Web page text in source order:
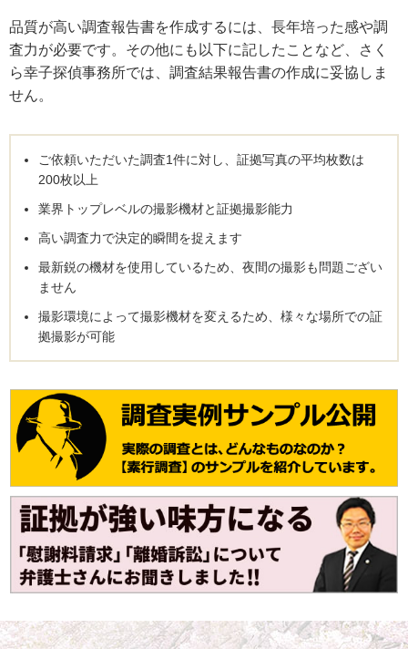
品質が高い調査報告書を作成するには、長年培った感や調
査力が必要です。その他にも以下に記したことなど、さく
ら幸子探偵事務所では、調査結果報告書の作成に妥協しま
せん。
ご依頼いただいた調査1件に対し、証拠写真の平均枚数は
200枚以上
業界トップレベルの撮影機材と証拠撮影能力
高い調査力で決定的瞬間を捉えます
最新鋭の機材を使用しているため、夜間の撮影も問題ござい
ません
撮影環境によって撮影機材を変えるため、様々な場所での証
拠撮影が可能